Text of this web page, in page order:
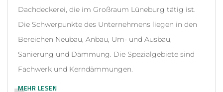
Dachdeckerei, die im Großraum Lüneburg tätig ist.
Die Schwerpunkte des Unternehmens liegen in den
Bereichen Neubau, Anbau, Um- und Ausbau,
Sanierung und Dämmung. Die Spezialgebiete sind
Fachwerk und Kerndämmungen.
MEHR LESEN